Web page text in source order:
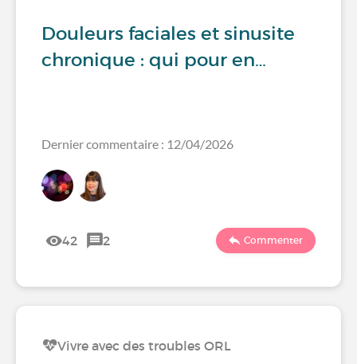
Douleurs faciales et sinusite
chronique : qui pour en…
Dernier commentaire : 12/04/2026
42 2 Commenter
Vivre avec des troubles ORL